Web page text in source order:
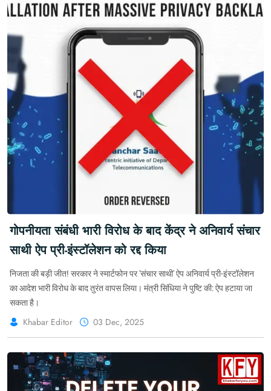
गोपनीयता संबंधी भारी विरोध के बाद केंद्र ने अनिवार्य संचार
साथी ऐप प्री-इंस्टॉलेशन को रद्द किया
निजता की बड़ी जीत! सरकार ने स्मार्टफोन पर 'संचार साथी' ऐप अनिवार्य प्री-इंस्टॉलेशन
का आदेश भारी विरोध के बाद तुरंत वापस लिया। मंत्री सिंधिया ने पुष्टि की: ऐप हटाया जा
सकता है।
Khabar Editor 03 Dec, 2025